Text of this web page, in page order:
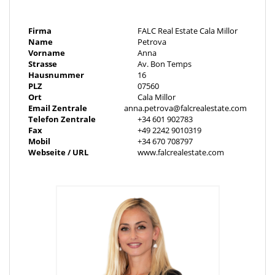
Erdgeschoss:
Drei Schlafzimmer, jeweils mit eigenem Bad, Zugang zur
großzügigen Poolterrasse.
Obergeschoss:
Großzügiges, offenes Wohn-/Esszimmer mit Kamin, offene
Design-Küche mit Geräten von Gaggenau und Miele, praktische
Speisekammer sowie eine große Sonnenterrasse mit
spektakulärem Weitblick.
Büro oder ein viertes Schlafzimmer.
Der Zugang zum Anwesen erfolgt über das Untergeschoss oder
den Haupteingang im Erdgeschoss. Ein verglaster Aufzug und
eine Treppe verbinden alle Wohnbereiche.
Firma
FALC Real Estate Cala Millor
Name
Petrova
Vorname
Anna
Strasse
Av. Bon Temps
Hausnummer
16
PLZ
07560
Ort
Cala Millor
Email Zentrale
anna.petrova@falcrealestate.com
Telefon Zentrale
+34 601 902783
Fax
+49 2242 9010319
Mobil
+34 670 708797
Webseite / URL
www.falcrealestate.com